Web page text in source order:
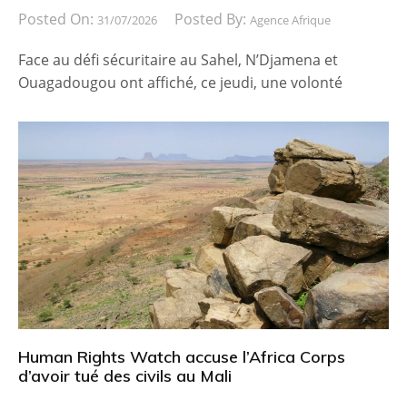
Posted On: 31/07/2026 Posted By: Agence Afrique
Face au défi sécuritaire au Sahel, N’Djamena et
Ouagadougou ont affiché, ce jeudi, une volonté
Human Rights Watch accuse l’Africa Corps
d’avoir tué des civils au Mali